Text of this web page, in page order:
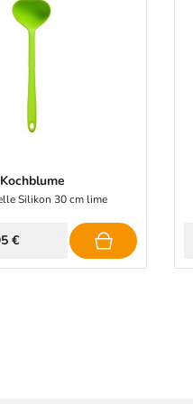
Kochblume
Silikon 30 cm lime
€